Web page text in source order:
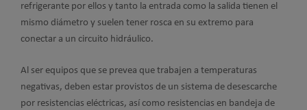
refrigerante por ellos y tanto la entrada como la salida tienen el
mismo diámetro y suelen tener rosca en su extremo para
conectar a un circuito hidráulico.
Al ser equipos que se prevea que trabajen a temperaturas
negativas, deben estar provistos de un sistema de desescarche
por resistencias eléctricas, así como resistencias en bandeja de